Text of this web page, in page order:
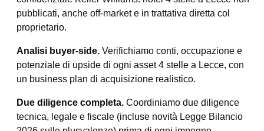
pubblicati, anche off-market e in trattativa diretta col
proprietario.
Analisi buyer-side. Verifichiamo conti, occupazione e
potenziale di upside di ogni asset 4 stelle a Lecce, con
un business plan di acquisizione realistico.
Due diligence completa. Coordiniamo due diligence
tecnica, legale e fiscale (incluse novità Legge Bilancio